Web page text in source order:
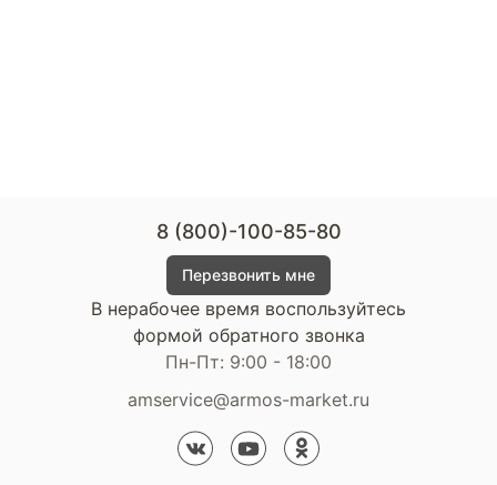
8 (800)-100-85-80
Перезвонить мне
В нерабочее время воспользуйтесь
формой обратного звонка
Пн-Пт: 9:00 - 18:00
amservice@armos-market.ru